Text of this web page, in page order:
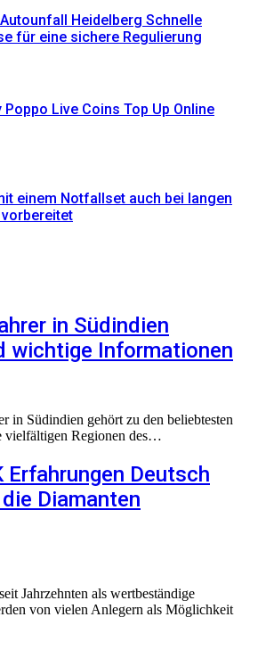
Heidelberg Schnelle
für eine sichere Regulierung
Poppo Live Coins Top Up Online
einem Notfallset auch bei langen
in Südindien
wichtige Informationen
in Südindien gehört zu den beliebtesten
vielfältigen Regionen des…
Erfahrungen Deutsch
Diamanten
Jahrzehnten als wertbeständige
von vielen Anlegern als Möglichkeit